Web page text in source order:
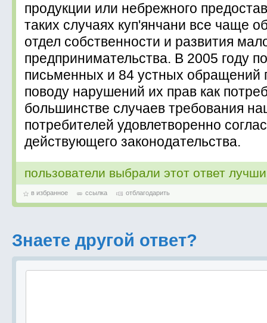
продукции или небрежного
таких случаях куп'янчани все чаще
отдел собственности и развития
предпринимательства. В 2005 году
письменных и 84 устных обращений
поводу нарушений их прав как
большинстве случаев требования
потребителей удовлетворенно
действующего законодательства.
пользователи выбрали этот ответ
в избранное ссылка отблагодарить
Знаете другой ответ?